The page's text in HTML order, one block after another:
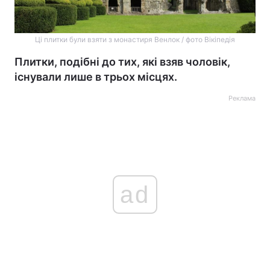
Ці плитки були взяти з монастиря Венлок / фото Вікіпедія
Плитки, подібні до тих, які взяв чоловік,
існували лише в трьох місцях.
Реклама
ad